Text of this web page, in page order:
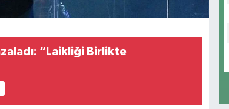
“Laikliği Birlikte